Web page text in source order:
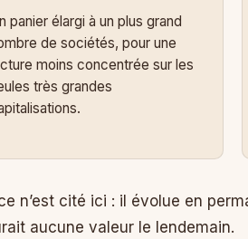
panier élargi à un plus grand
de sociétés, pour une
moins concentrée sur les
très grandes
n’est cité ici : il évolue en
aucune valeur le lendemain.